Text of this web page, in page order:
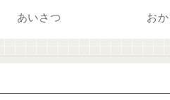
あいさつ お